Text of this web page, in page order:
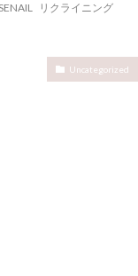
リクライニング
Uncategorized